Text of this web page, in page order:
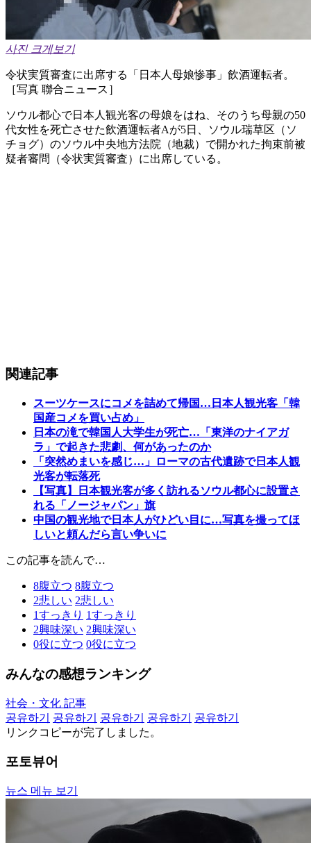
사진 크게보기
令状実質審査に出席する「日本人母娘惨事」飲酒運転者。
［写真 聯合ニュース］
ソウル都心で日本人観光客の母娘をはね、そのうち母親の50
代女性を死亡させた飲酒運転者Aが5日、ソウル瑞草区（ソ
チョグ）のソウル中央地方法院（地裁）で開かれた拘束前被
疑者審問（令状実質審査）に出席している。
関連記事
スーツケースにコメを詰めて帰国…日本人観光客「韓
国産コメを買い占め」
日本の滝で韓国人大学生が死亡…「東洋のナイアガ
ラ」で起きた悲劇、何があったのか
「突然めまいを感じ…」ローマの古代遺跡で日本人観
光客が転落死
【写真】日本観光客が多く訪れるソウル都心に設置さ
れる「ノージャパン」旗
中国の観光地で日本人がひどい目に…写真を撮ってほ
しいと頼んだら言い争いに
この記事を読んで…
8腹立つ 8腹立つ
2悲しい 2悲しい
1すっきり 1すっきり
2興味深い 2興味深い
0役に立つ 0役に立つ
みんなの感想ランキング
社会・文化 記事
공유하기
공유하기 공유하기 공유하기
공유하기
リンクコピーが完了しました。
포토뷰어
뉴스 메뉴 보기